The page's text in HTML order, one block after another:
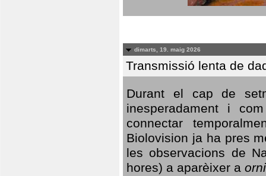
dimarts, 19. maig 2026
Transmissió lenta de
Durant el cap de
inesperadament i
connectar
Biolovision ja ha pres
les observacions de
hores) a aparèixer a